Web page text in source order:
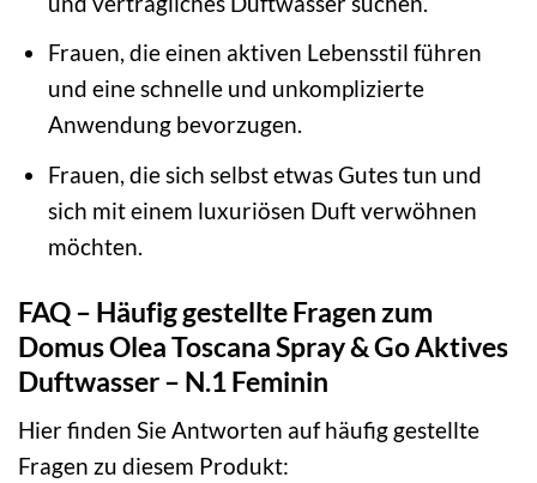
Frauen, die einen aktiven Lebensstil führen
und eine schnelle und unkomplizierte
Anwendung bevorzugen.
Frauen, die sich selbst etwas Gutes tun und
sich mit einem luxuriösen Duft verwöhnen
möchten.
FAQ – Häufig gestellte Fragen zum
Domus Olea Toscana Spray & Go Aktives
Duftwasser – N.1 Feminin
Hier finden Sie Antworten auf häufig gestellte
Fragen zu diesem Produkt: